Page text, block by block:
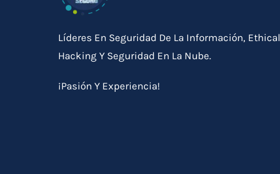
CIBERSEGURIDAD
Líderes En Seguridad De La Información, Ethical
Hacking Y Seguridad En La Nube.
¡Pasión Y Experiencia!